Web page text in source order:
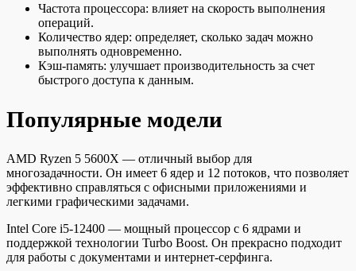
Частота процессора: влияет на скорость выполнения
операций.
Количество ядер: определяет, сколько задач можно
выполнять одновременно.
Кэш-память: улучшает производительность за счет
быстрого доступа к данным.
Популярные модели
AMD Ryzen 5 5600X — отличный выбор для
многозадачности. Он имеет 6 ядер и 12 потоков, что позволяет
эффективно справляться с офисными приложениями и
легкими графическими задачами.
Intel Core i5-12400 — мощный процессор с 6 ядрами и
поддержкой технологии Turbo Boost. Он прекрасно подходит
для работы с документами и интернет-серфинга.